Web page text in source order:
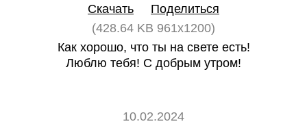
Скачать
Поделиться
(428.64 KB 961x1200)
Как хорошо, что ты на свете есть!
Люблю тебя! С добрым утром!
10.02.2024